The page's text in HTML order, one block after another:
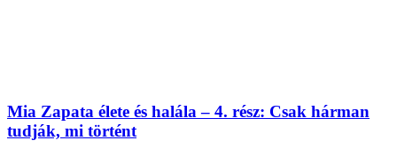
Mia Zapata élete és halála – 4. rész: Csak hárman
tudják, mi történt